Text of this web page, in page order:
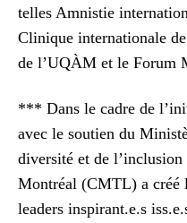
telles Amnistie
Clinique internationale
de l’UQÀM et le Forum
*** Dans le cadre de
avec le soutien du
diversité et de
Montréal (CMTL) a créé
leaders inspirant.e.s